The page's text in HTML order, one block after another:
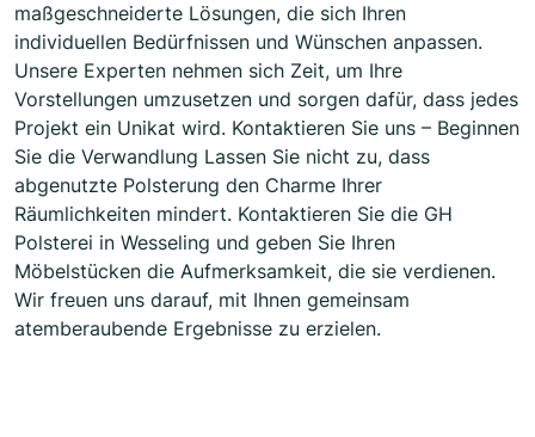
maßgeschneiderte Lösungen, die sich Ihren
individuellen Bedürfnissen und Wünschen anpassen.
Unsere Experten nehmen sich Zeit, um Ihre
Vorstellungen umzusetzen und sorgen dafür, dass jedes
Projekt ein Unikat wird. Kontaktieren Sie uns – Beginnen
Sie die Verwandlung Lassen Sie nicht zu, dass
abgenutzte Polsterung den Charme Ihrer
Räumlichkeiten mindert. Kontaktieren Sie die GH
Polsterei in Wesseling und geben Sie Ihren
Möbelstücken die Aufmerksamkeit, die sie verdienen.
Wir freuen uns darauf, mit Ihnen gemeinsam
atemberaubende Ergebnisse zu erzielen.